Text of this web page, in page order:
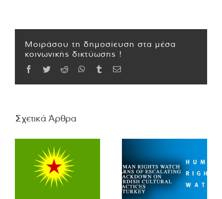
Μοιράσου τη δημοσίευση στα μέσα
κοινωνικής δικτύωσης !
Facebook
TwitterReddit WhatsApp
TumblrEmail
Σχετικά Άρθρα